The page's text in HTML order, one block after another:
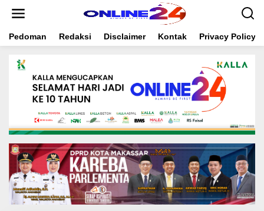
t
Pedoman Redaksi Disclaimer Kontak Privacy Policy